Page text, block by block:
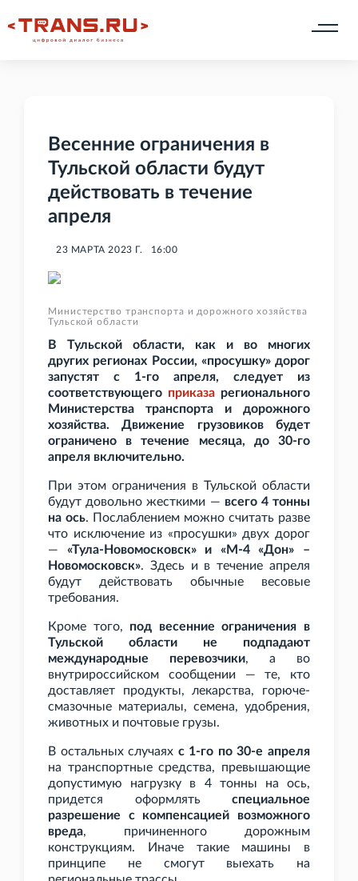
Весенние ограничения в
Тульской области будут
действовать в течение
апреля
23 МАРТА 2023 Г. 16:00
Министерство транспорта и дорожного хозяйства
Тульской области
В Тульской области, как и во многих
других регионах России, «просушку» дорог
запустят с 1-го апреля, следует из
соответствующего приказа регионального
Министерства транспорта и дорожного
хозяйства. Движение грузовиков будет
ограничено в течение месяца, до 30-го
апреля включительно.
При этом ограничения в Тульской области
будут довольно жесткими — всего 4 тонны
на ось. Послаблением можно считать разве
что исключение из «просушки» двух дорог
— «Тула-Новомосковск» и «М-4
«Дон» –
Новомосковск». Здесь и в течение апреля
будут действовать обычные весовые
требования.
Кроме того, под весенние ограничения в
Тульской области не подпадают
международные перевозчики, а во
внутрироссийском сообщении — те, кто
доставляет продукты, лекарства, горюче-
смазочные материалы, семена, удобрения,
животных и почтовые грузы.
В остальных случаях с 1-го по 30-е апреля
на транспортные средства, превышающие
допустимую нагрузку в 4
тонны на ось,
придется оформлять специальное
разрешение с компенсацией возможного
вреда, причиненного дорожным
конструкциям. Иначе такие машины в
принципе не смогут выехать на